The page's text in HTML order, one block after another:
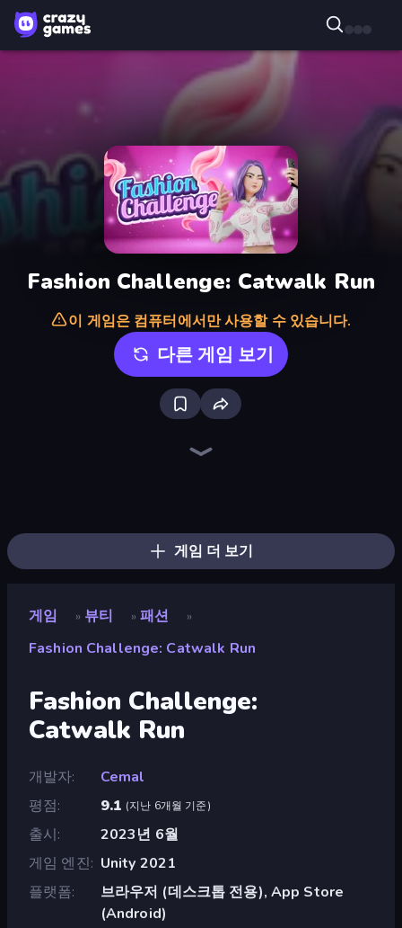
Fashion Challenge: Catwalk Run
이 게임은 컴퓨터에서만 사용할 수 있습니다.
다른 게임 보기
게임 더 보기
게임 » 뷰티 » 패션 »
Fashion Challenge: Catwalk Run
Fashion Challenge:
Catwalk Run
개발자
Cemal
평점
9.1 (지난 6개월 기준)
출시
2023년 6월
게임 엔진
Unity 2021
플랫폼
브라우저 (데스크톱 전용), App Store
(Android)